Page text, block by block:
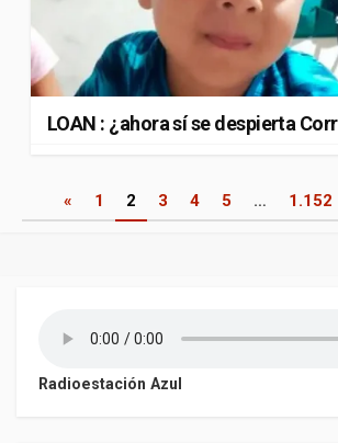
LOAN : ¿ahora sí se despierta
Paginación
« 1 2 3 4 5 … 1.152
Radioestación Azul